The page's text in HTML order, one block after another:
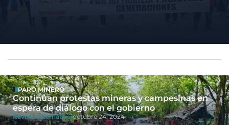
PARO MINERO
Continúan protestas mineras y campesinas en
espera de diálogo con el gobierno
Revista Alternativa octubre 24, 2024